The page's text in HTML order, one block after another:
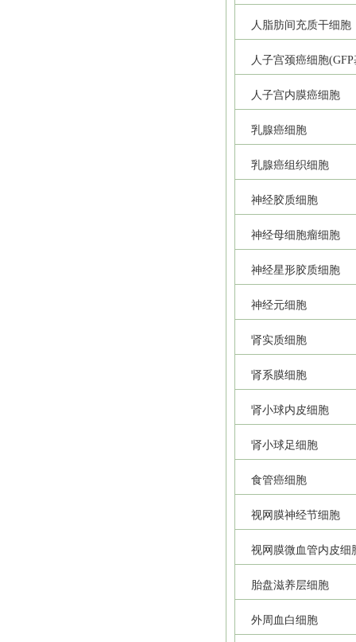
人脂肪间充质干细胞
人子宫颈癌细胞
人子宫内膜癌细胞
乳腺癌细胞
乳腺癌组织细胞
神经胶质细胞
神经母细胞瘤细胞
神经星形胶质细胞
神经元细胞
肾实质细胞
肾系膜细胞
肾小球内皮细胞
肾小球足细胞
食管癌细胞
视网膜神经节细胞
视网膜微血管内皮细
胎盘滋养层细胞
外周血白细胞